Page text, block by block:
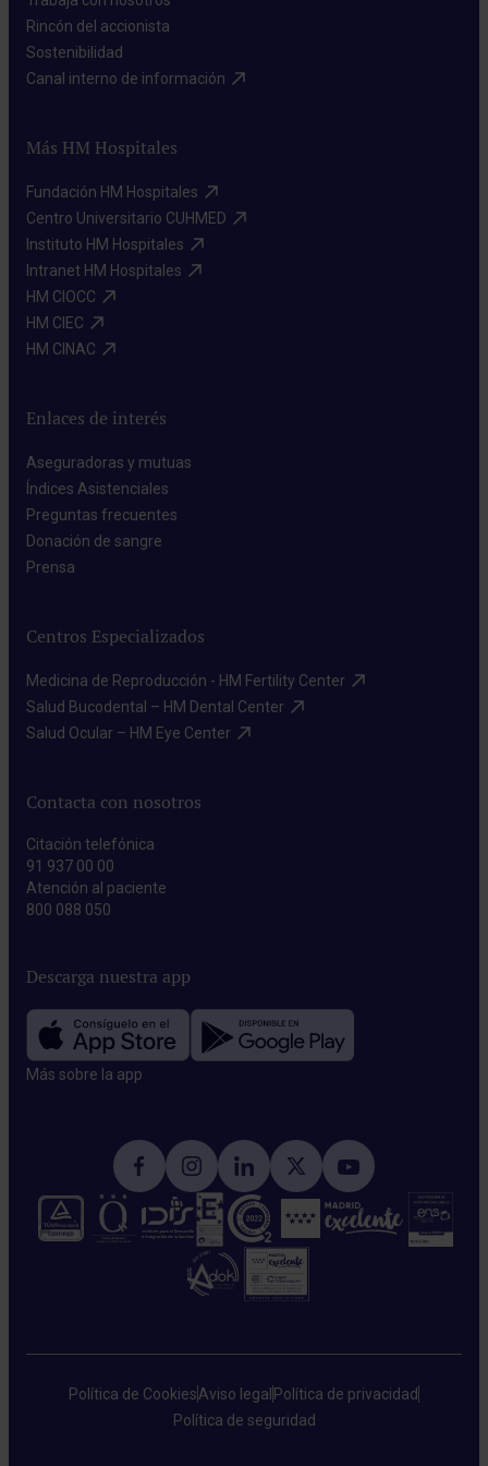
Rincón del accionista​
Sostenibilidad​
Canal interno de información​
Más HM Hospitales
Fundación HM Hospitales​
Centro Universitario CUHMED​
Instituto HM Hospitales​
Intranet HM Hospitales​
HM CIOCC​
HM CIEC​
HM CINAC​
Enlaces de interés
Aseguradoras y mutuas​
Índices Asistenciales​
Preguntas frecuentes​
Donación de sangre​
Prensa​
Centros Especializados
Medicina de Reproducción - HM Fertility Center​
Salud Bucodental – HM Dental Center​
Salud Ocular – HM Eye Center​
Contacta con nosotros
Citación telefónica
91 937 00 00
Atención al paciente
800 088 050
Descarga nuestra app
Más sobre la app​
Política de CookiesAviso legal Política de privacidad
Política de seguridad